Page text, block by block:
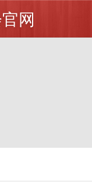
网